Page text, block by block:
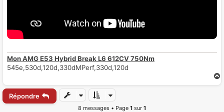
Mon AMG E53 Hybrid Break L6 612CV 750Nm
545e,530d,120d,330dMPerf,330d,120d
Répondre
8 messages • Page 1 sur 1